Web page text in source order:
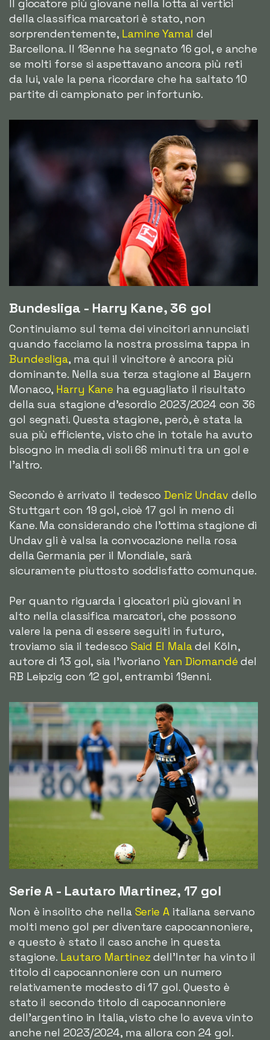
Il giocatore più giovane nella lotta ai vertici
della classifica marcatori è stato, non
sorprendentemente, Lamine Yamal del
Barcellona. Il 18enne ha segnato 16 gol, e anche
se molti forse si aspettavano ancora più reti
da lui, vale la pena ricordare che ha saltato 10
partite di campionato per infortunio.
Bundesliga - Harry Kane, 36 gol
Continuiamo sul tema dei vincitori annunciati
quando facciamo la nostra prossima tappa in
Bundesliga, ma qui il vincitore è ancora più
dominante. Nella sua terza stagione al Bayern
Monaco, Harry Kane ha eguagliato il risultato
della sua stagione d'esordio 2023/2024 con 36
gol segnati. Questa stagione, però, è stata la
sua più efficiente, visto che in totale ha avuto
bisogno in media di soli 66 minuti tra un gol e
l'altro.
Secondo è arrivato il tedesco Deniz Undav dello
Stuttgart con 19 gol, cioè 17 gol in meno di
Kane. Ma considerando che l'ottima stagione di
Undav gli è valsa la convocazione nella rosa
della Germania per il Mondiale, sarà
sicuramente piuttosto soddisfatto comunque.
Per quanto riguarda i giocatori più giovani in
alto nella classifica marcatori, che possono
valere la pena di essere seguiti in futuro,
troviamo sia il tedesco Said El Maladel Köln,
autore di 13 gol, sia l'ivoriano Yan Diomandé del
RB Leipzig con 12 gol, entrambi 19enni.
Serie A - Lautaro Martinez, 17 gol
Non è insolito che nella Serie Aitaliana servano
molti meno gol per diventare capocannoniere,
e questo è stato il caso anche in questa
stagione. Lautaro Martinezdell'Inter ha vinto il
titolo di capocannoniere con un numero
relativamente modesto di 17 gol. Questo è
stato il secondo titolo di capocannoniere
dell'argentino in Italia, visto che lo aveva vinto
anche nel 2023/2024, ma allora con 24 gol.